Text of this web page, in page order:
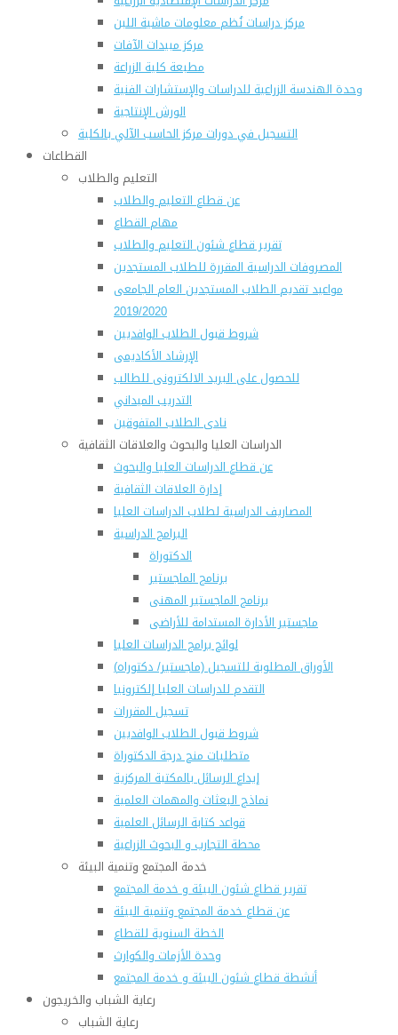
مركز دراسات نُظم معلومات ماشية اللبن
مركز مبيدات الآفات
مطبعة كلية الزراعة
وحدة الهندسة الزراعية للدراسات والإستشارات الفنية
الورش الإنتاجية
التسجيل في دورات مركز الحاسب الآلي بالكلية
القطاعات
التعليم والطلاب
عن قطاع التعليم والطلاب
مهام القطاع
تقرير قطاع شئون التعليم والطلاب
المصروفات الدراسية المقررة للطلاب المستجدين
مواعيد تقديم الطلاب المستجدين العام الجامعى
2019/2020
شروط قبول الطلاب الوافديين
الإرشاد الأكاديمى
للحصول على البريد الالكترونى للطالب
التدريب الميداني
نادى الطلاب المتفوقين
الدراسات العليا والبحوث والعلاقات الثقافية
عن قطاع الدراسات العليا والبحوث
إدارة العلاقات الثقافية
المصاريف الدراسية لطلاب الدراسات العليا
البرامج الدراسية
الدكتوراة
برنامج الماجستير
برنامج الماجستير المهنى
ماجستير الأدارة المستدامة للأراضى
لوائح برامج الدراسات العليا
(الأوراق المطلوبة للتسجيل (ماجستير/ دكتوراه
التقدم للدراسات العليا إلكترونيا
تسجيل المقررات
شروط قبول الطلاب الوافديين
متطلبات منح درجة الدكتوراة
إيداع الرسائل بالمكتبة المركزية
نماذج البعثات والمهمات العلمية
قواعد كتابة الرسائل العلمية
محطة التجارب و البحوث الزراعية
خدمة المجتمع وتنمية البيئة
تقرير قطاع شئون البيئة و خدمة المجتمع
عن قطاع خدمة المجتمع وتنمية البيئة
الخطة السنوية للقطاع
وحدة الأزمات والكوارث
أنشطة قطاع شئون البيئة و خدمة المجتمع
رعاية الشباب والخريجون
رعاية الشباب